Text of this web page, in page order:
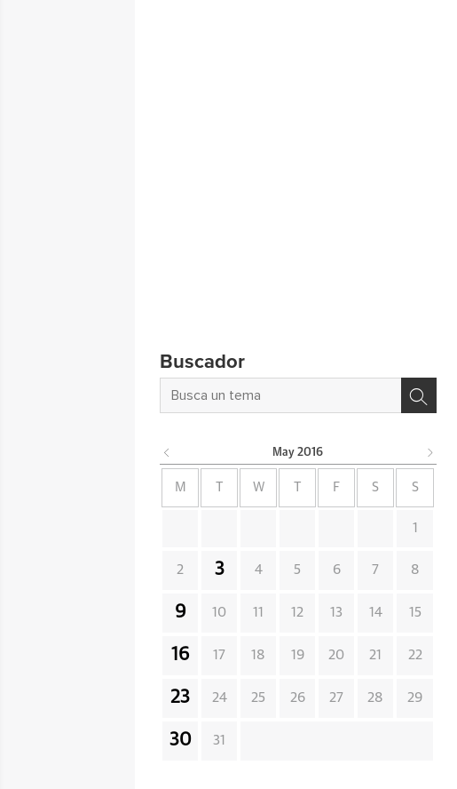
Buscador
May 2016
M W F S S
1
2 3 4 5 6 7 8
9 10 11 12 13 14 15
16 17 18 19 20 21 22
23 24 25 26 27 28 29
30 31